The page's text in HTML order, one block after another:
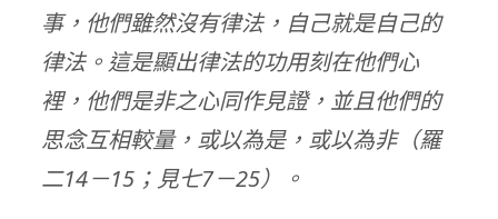
事，他們雖然沒有律法，自己就是自己的
律法。這是顯出律法的功用刻在他們心
裡，他們是非之心同作見證，並且他們的
思念互相較量，或以為是，或以為非（羅
二14－15；見七7－25）。